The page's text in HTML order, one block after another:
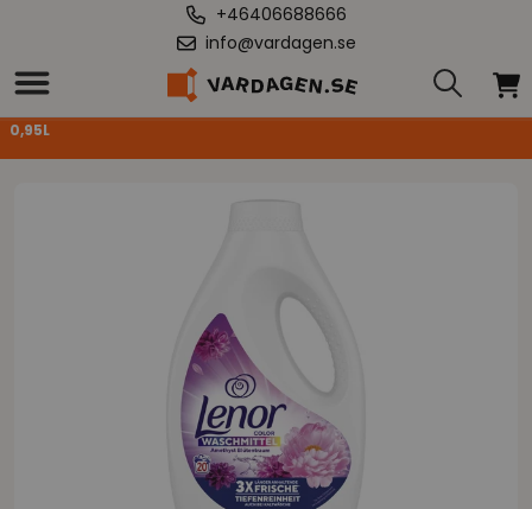
+46406688666
info@vardagen.se
Hem
0,95L